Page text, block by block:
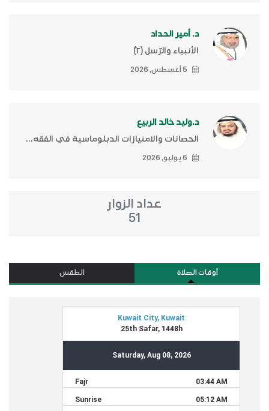
د. أمير الحداد
الأنبياء والرّسل (٢)ّ
5 أغسطس, 2026
د.وليد خالد الربيع
الحصانات والامتيازات الدبلوماسية في الفقه...
6 يوليو, 2026
عداد الزوار
51
أوقات الصلاة الطقس